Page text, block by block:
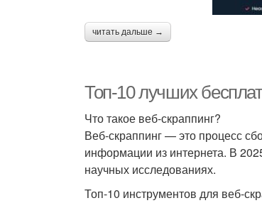
читать дальше →
Топ-10 лучших
Что такое веб-скраппинг?
Веб-скраппинг — это процесс
информации из интернета. В
научных исследованиях.
Топ-10 инструментов для веб-